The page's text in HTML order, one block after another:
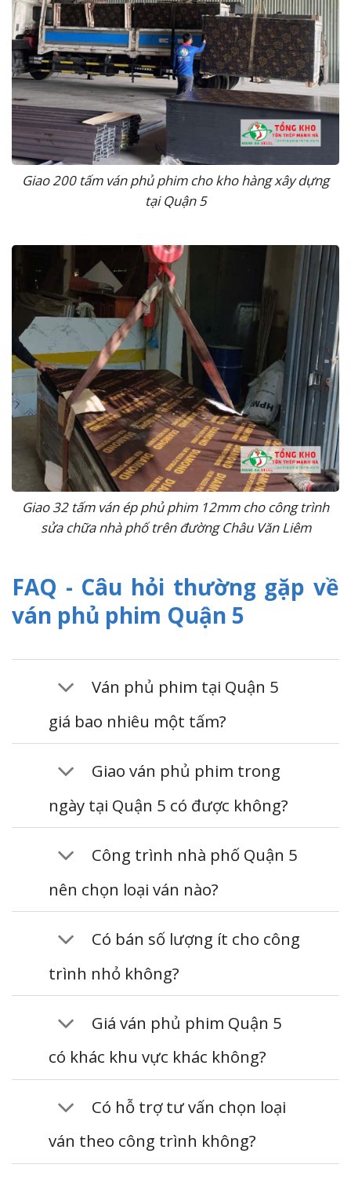
Giao 200 tấm ván phủ phim cho kho hàng xây dựng
tại Quận 5
Giao 32 tấm ván ép phủ phim 12mm cho công trình
sửa chữa nhà phố trên đường Châu Văn Liêm
FAQ - Câu hỏi thường gặp về
ván phủ phim Quận 5
Ván phủ phim tại Quận 5
giá bao nhiêu một tấm?
Giao ván phủ phim trong
ngày tại Quận 5 có được không?
Công trình nhà phố Quận 5
nên chọn loại ván nào?
Có bán số lượng ít cho công
trình nhỏ không?
Giá ván phủ phim Quận 5
có khác khu vực khác không?
Có hỗ trợ tư vấn chọn loại
ván theo công trình không?